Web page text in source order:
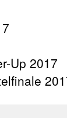
Up 2017